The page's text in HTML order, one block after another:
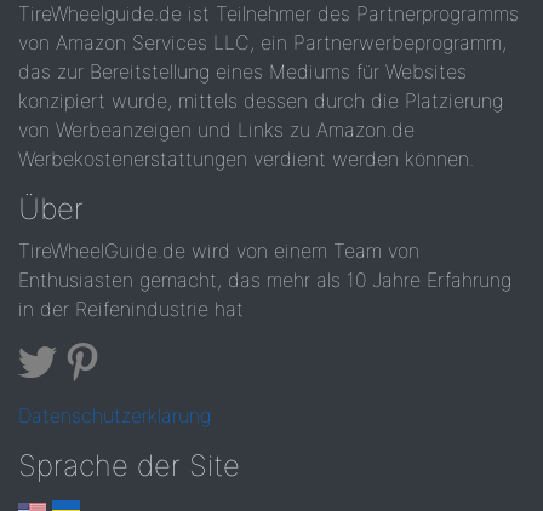
TireWheelguide.de ist Teilnehmer des Partnerprogramms
von Amazon Services LLC, ein Partnerwerbeprogramm,
das zur Bereitstellung eines Mediums für Websites
konzipiert wurde, mittels dessen durch die Platzierung
von Werbeanzeigen und Links zu Amazon.de
Werbekostenerstattungen verdient werden können.
Über
TireWheelGuide.de wird von einem Team von
Enthusiasten gemacht, das mehr als 10 Jahre Erfahrung
in der Reifenindustrie hat
Datenschutzerklärung
Sprache der Site